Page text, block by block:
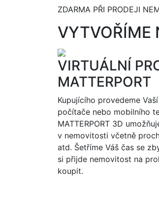
ZDARMA PŘI PRODEJI
VYTVOŘÍME
VIRTUÁLNÍ
MATTERPORT
Kupujícího provedeme
počítače nebo mobilního
MATTERPORT 3D
v nemovitosti včetně
atd. Šetříme Váš čas se
si přijde nemovitost na
koupit.